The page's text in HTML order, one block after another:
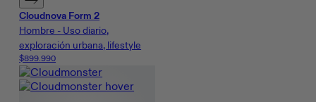
Cloudnova Form 2
Hombre - Uso diario,
exploración urbana, lifestyle
$899.990